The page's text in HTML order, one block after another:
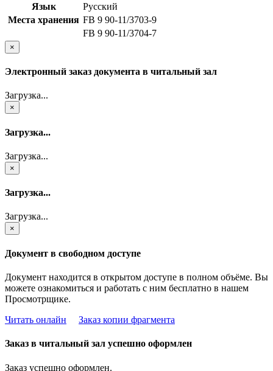
Язык
Русский
Места хранения FB 9 90-11/3703-9
FB 9 90-11/3704-7
×
Электронный заказ документа в читальный зал
Загрузка...
×
Загрузка...
Загрузка...
×
Загрузка...
Загрузка...
×
Документ в свободном доступе
Документ находится в открытом доступе в полном объёме. Вы
можете ознакомиться и работать с ним бесплатно в нашем
Просмотрщике.
Читать онлайн
Заказ копии фрагмента
Заказ в читальный зал успешно оформлен
Заказ успешно оформлен.